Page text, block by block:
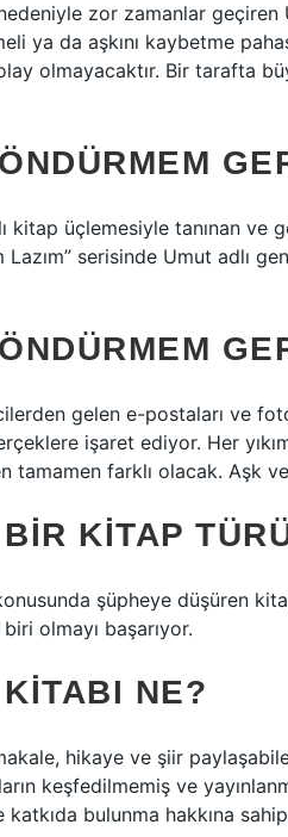
nedeniyle zor zamanlar
ya da aşkını kaybetme
olmayacaktır. Bir tarafta
kitap üçlemesiyle tanınan
serisinde Umut adlı
gelen e-postaları ve
işaret ediyor. Her
tamamen farklı olacak. Aşk
KITAP
şüpheye düşüren
olmayı başarıyor.
NE?
hikaye ve şiir
keşfedilmemiş ve
katkıda bulunma hakkına